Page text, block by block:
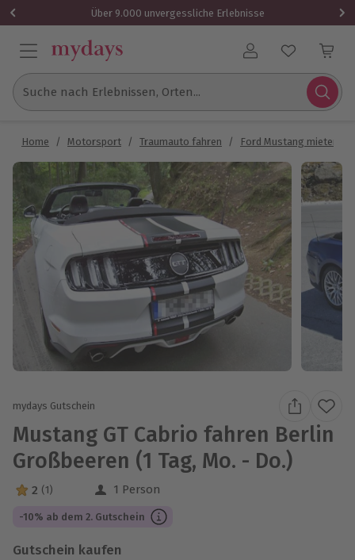
Über 9.000 unvergessliche Erlebnisse
Benutzerkonto
Suche nach Erlebnissen, Orten...
Home / Motorsport / Traumauto fahren / Ford Mustang mieten
mydays Gutschein
Mustang GT Cabrio fahren Berlin
Großbeeren (1 Tag, Mo. - Do.)
2 Sterne von 5 aus 1 Bewertungen
2 (1) 1 Person
-10% ab dem 2. Gutschein
Gutschein kaufen